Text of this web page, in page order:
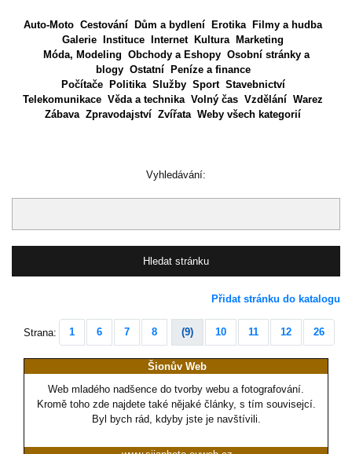
Auto-Moto Cestování Dům a bydlení Erotika
Filmy a hudba
Galerie
Instituce Internet Kultura
Marketing
Móda, Modeling Obchody a Eshopy Osobní stránky a
blogy Ostatní
Peníze a finance
Počítače
Politika Služby Sport Stavebnictví
Telekomunikace Věda a technika Volný čas Vzdělání Warez
Zábava Zpravodajství Zvířata Weby všech kategorií
Vyhledávání:
Přidat stránku do katalogu
Strana: 1 6 7 8 (9) 10 11 12 26
Šionův Web
Web mladého nadšence do tvorby webu a fotografování.
Kromě toho zde najdete také nějaké články, s tím souvisejcí.
Byl bych rád, kdyby jste je navštívili.